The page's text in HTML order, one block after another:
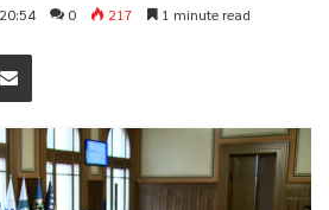
0 217 1 minute read